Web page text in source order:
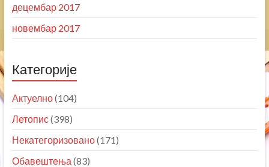
децембар 2017
новембар 2017
Категорије
Актуелно(104)
Летопис(398)
Некатегоризовано(171)
Обавештења (83)